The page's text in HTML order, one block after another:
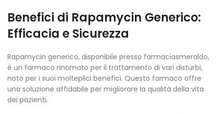
Benefici di Rapamycin Generico:
Efficacia e Sicurezza
Rapamycin generico, disponibile presso farmaciasmeraldo,
è un farmaco rinomato per il trattamento di vari disturbi,
noto per i suoi molteplici benefici. Questo farmaco offre
una soluzione affidabile per migliorare la qualità della vita
dei pazienti.